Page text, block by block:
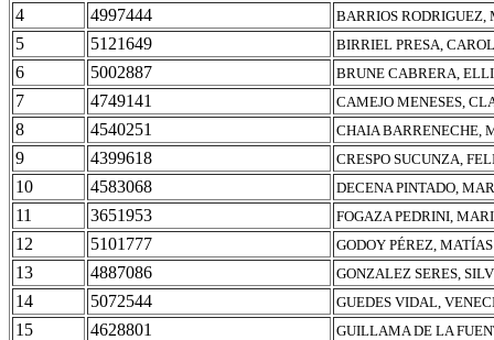
4 4997444 BARRIOS RODRIGUEZ,
5 5121649 BIRRIEL PRESA,
6 5002887 BRUNE CABRERA,
7 4749141 CAMEJO MENESES,
8 4540251 CHAIA BARRENECHE,
9 4399618 CRESPO SUCUNZA,
10 4583068 DECENA PINTADO,
11 3651953 FOGAZA PEDRINI,
12 5101777 GODOY PÉREZ,
13 4887086 GONZALEZ SERES,
14 5072544 GUEDES VIDAL,
15 4628801 GUILLAMA DE LA